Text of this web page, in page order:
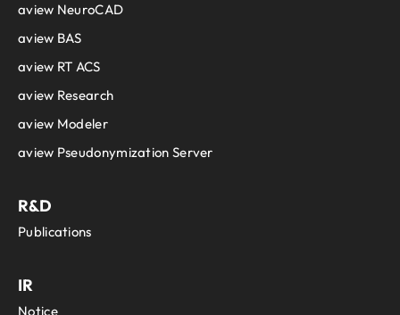
aview NeuroCAD
aview BAS
aview RT ACS
aview Research
aview Modeler
aview Pseudonymization Server
R&D
Publications
IR
Notice